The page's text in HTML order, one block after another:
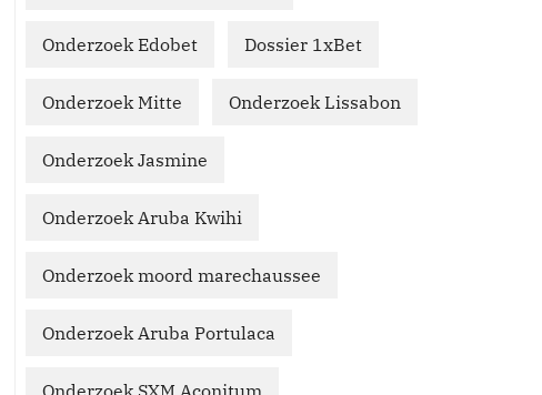
Onderzoek Edobet Dossier 1xBet
Onderzoek Mitte Onderzoek Lissabon
Onderzoek Jasmine
Onderzoek Aruba Kwihi
Onderzoek moord marechaussee
Onderzoek Aruba Portulaca